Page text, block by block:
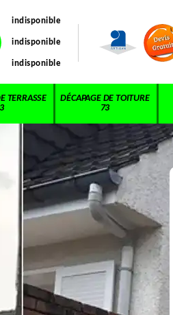
indisponible
indisponible
indisponible
TERRASSE
DÉCAPAGE DE TOITURE
73